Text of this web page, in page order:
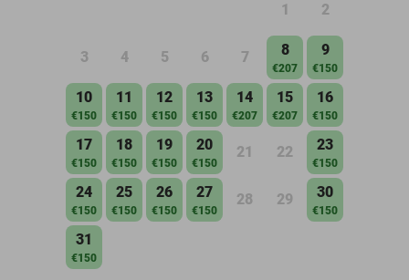
1 2
3 4 5 6 7 8
€207
9
€150
10
€150
11
€150
12
€150
13
€150
14
€207
15
€207
16
€150
17
€150
18
€150
19
€150
20
€150
21 22 23
€150
24
€150
25
€150
26
€150
27
€150
28 29 30
€150
31
€150